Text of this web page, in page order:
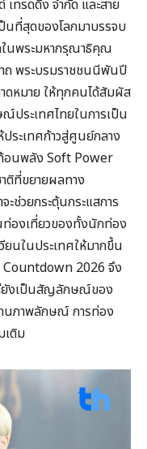
ทรดดิ้ง จำกัด และสาย
นที่สุดของโลกมาบรรจบ
นพระมหากรุณาธิคุณ
ถ พระบรมราชชนนีพันปี
ดหมาย ให้ทุกคนได้สัมผัส
ประเทศไทยในการเป็น
ระเทศก้าวสู่ศูนย์กลาง
อนพลัง Soft Power
ติที่ขยายผลทาง
ะช่วยกระตุ้นกระแสการ
ท่องเที่ยวของทั้งนักท่อง
ยนในประเทศให้มากขึ้น
2026 จึง
ยังเป็นสัญลักษณ์ของ
นภาพลักษณ์ การท่อง
เติม